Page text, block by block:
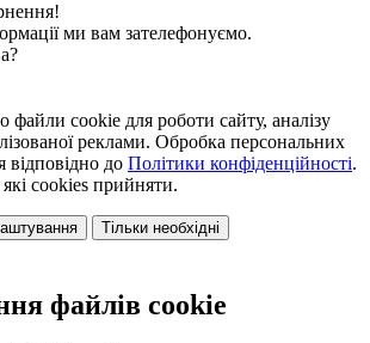
ми вам зателефонуємо.
cookie для роботи сайту, аналізу
реклами. Обробка персональних
відповідно до Політики конфіденційності.
cookies прийняти.
Тільки необхідні
файлів cookie